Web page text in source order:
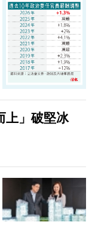
上」破堅冰